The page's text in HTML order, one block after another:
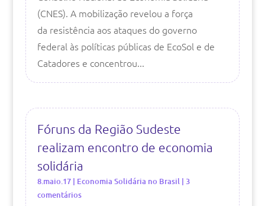
(CNES). A mobilização revelou a força
da resistência aos ataques do governo
federal às políticas públicas de EcoSol e de
Catadores e concentrou...
Fóruns da Região Sudeste
realizam encontro de economia
solidária
8.maio.17| Economia Solidária no Brasil| 3
comentários